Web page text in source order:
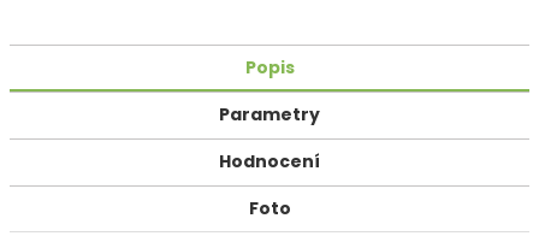
Popis
Parametry
Hodnocení
Foto